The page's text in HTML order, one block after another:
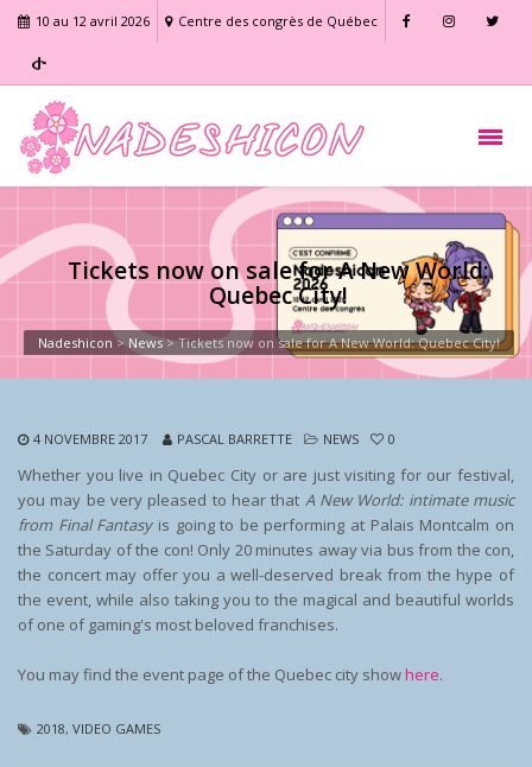
10 au 12 avril 2026 Centre des congrès de Québec
Tickets now on sale for A New World:
Quebec City!
Nadeshicon > News>Tickets now on sale for A New World: Quebec City!
4 NOVEMBRE 2017 PASCAL BARRETTE NEWS 0
Whether you live in Quebec City or are just visiting for our festival,
you may be very pleased to hear that A New World: intimate music
from Final Fantasyis going to be performing at Palais Montcalm on
the Saturday of the con! Only 20 minutes away via bus from the con,
the concert may offer you a well-deserved break from the hype of
the event, while also taking you to the magical and beautiful worlds
of one of gaming's most beloved franchises.
You may find the event page of the Quebec city showhere.
2018, VIDEO GAMES